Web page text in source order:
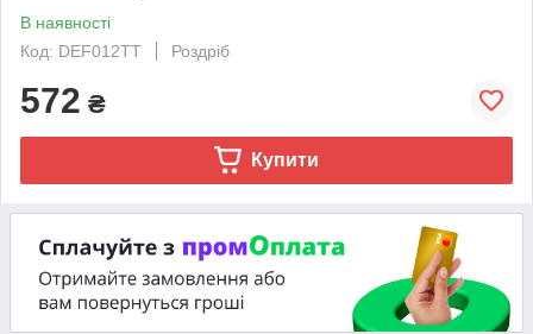
В наявності
Код: DEF012TT
Роздріб
572 ₴
Купити